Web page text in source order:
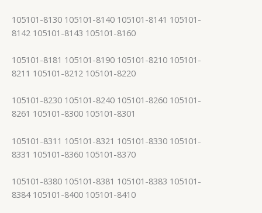
105101-8130 105101-8140 105101-8141 105101-
8142 105101-8143 105101-8160
105101-8181 105101-8190 105101-8210 105101-
8211 105101-8212 105101-8220
105101-8230 105101-8240 105101-8260 105101-
8261 105101-8300 105101-8301
105101-8311 105101-8321 105101-8330 105101-
8331 105101-8360 105101-8370
105101-8380 105101-8381 105101-8383 105101-
8384 105101-8400 105101-8410